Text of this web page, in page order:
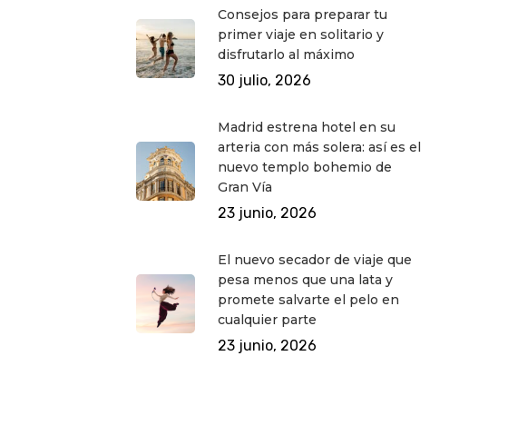
Consejos para preparar tu
primer viaje en solitario y
disfrutarlo al máximo
30 julio, 2026
Madrid estrena hotel en su
arteria con más solera: así es el
nuevo templo bohemio de
Gran Vía
23 junio, 2026
El nuevo secador de viaje que
pesa menos que una lata y
promete salvarte el pelo en
cualquier parte
23 junio, 2026